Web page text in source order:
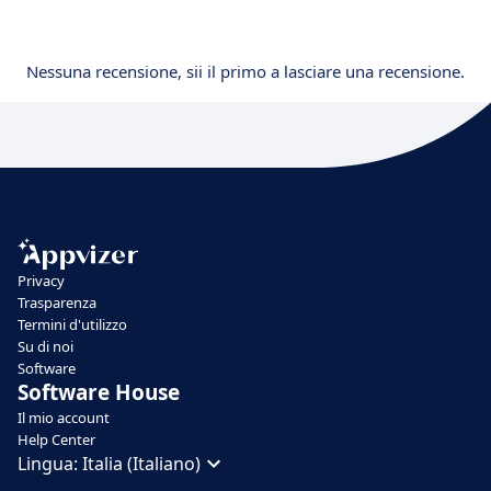
Nessuna recensione, sii il primo a lasciare una recensione.
Privacy
Trasparenza
Termini d'utilizzo
Su di noi
Software
Software House
Il mio account
Help Center
Lingua: Italia (Italiano)